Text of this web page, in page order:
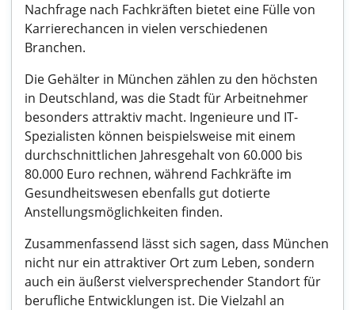
Nachfrage nach Fachkräften bietet eine Fülle von
Karrierechancen in vielen verschiedenen
Branchen.
Die Gehälter in München zählen zu den höchsten
in Deutschland, was die Stadt für Arbeitnehmer
besonders attraktiv macht. Ingenieure und IT-
Spezialisten können beispielsweise mit einem
durchschnittlichen Jahresgehalt von 60.000 bis
80.000 Euro rechnen, während Fachkräfte im
Gesundheitswesen ebenfalls gut dotierte
Anstellungsmöglichkeiten finden.
Zusammenfassend lässt sich sagen, dass München
nicht nur ein attraktiver Ort zum Leben, sondern
auch ein äußerst vielversprechender Standort für
berufliche Entwicklungen ist. Die Vielzahl an